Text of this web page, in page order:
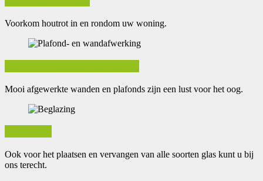
Voorkom houtrot in en rondom uw woning.
Mooi afgewerkte wanden en plafonds zijn een lust voor het oog.
Ook voor het plaatsen en vervangen van alle soorten glas kunt u bij
ons terecht.